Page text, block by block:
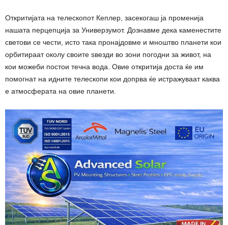
Откритијата на телескопот Кеплер, засекогаш ја променија
нашата перцепција за Универзумот. Дознавме дека каменестите
светови се чести, исто така пронајдовме и мноштво планети кои
орбитираат околу своите ѕвезди во зони погодни за живот, на
кои можеби постои течна вода. Овие откритија доста ќе им
помогнат на идните телескопи кои допрва ќе истражуваат каква
е атмосферата на овие планети.